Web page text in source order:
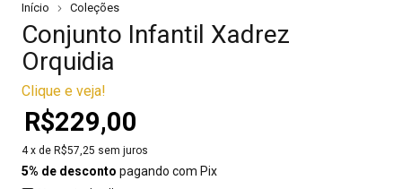
Início Coleções
Conjunto Infantil Xadrez
Orquidia
Clique e veja!
R$229,00
4 x de R$57,25 sem juros
5% de desconto pagando com Pix